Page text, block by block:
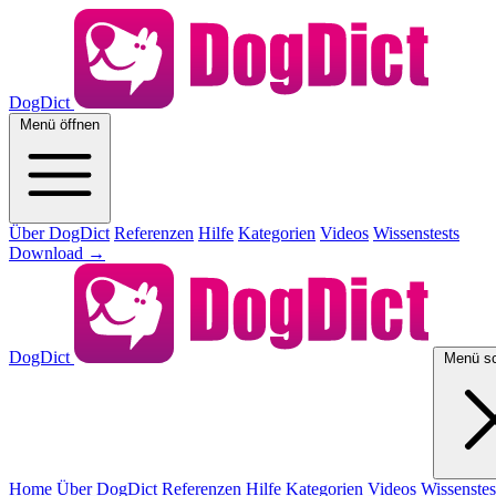
DogDict
Menü öffnen
Über DogDict Referenzen Hilfe Kategorien Videos Wissenstests
Download →
DogDict Menü
Home Über DogDict Referenzen Hilfe Kategorien Videos